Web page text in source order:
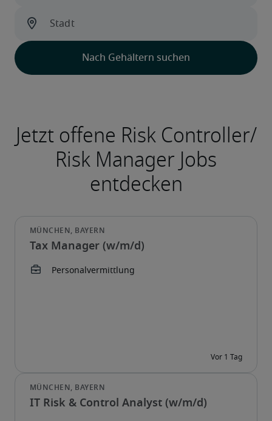
Tax Manager (w/m/d)
IT Risk & Control Analyst (w/m/d)